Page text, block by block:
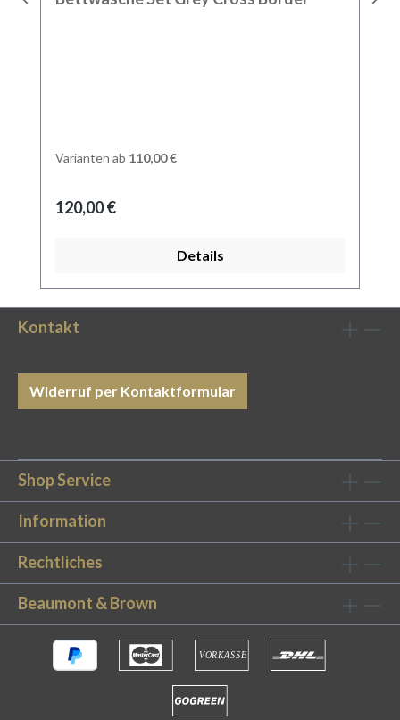
Varianten ab 110,00 €
Regulärer Preis:
120,00 €
Details
Kontakt
Widerruf per Kontaktformular
Shop Service
Information
Rechtliches
Beaumont & Brown